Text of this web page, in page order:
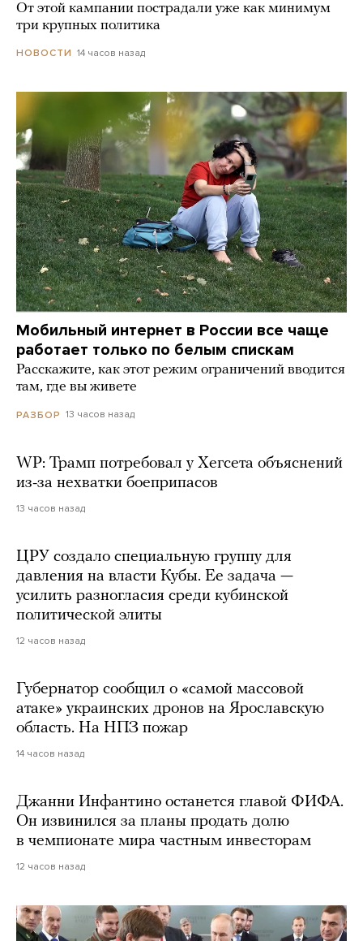
От этой кампании пострадали уже как минимум
три крупных политика
НОВОСТИ 14 часов назад
Мобильный интернет в России все чаще
работает только по белым спискам
Расскажите, как этот режим ограничений вводится
там, где вы живете
РАЗБОР 13 часов назад
WP: Трамп потребовал у Хегсета объяснений
из-за нехватки боеприпасов
13 часов назад
ЦРУ создало специальную группу для
давления на власти Кубы. Ее задача —
усилить разногласия среди кубинской
политической элиты
12 часов назад
Губернатор сообщил о «самой массовой
атаке» украинских дронов на Ярославскую
область. На НПЗ пожар
14 часов назад
Джанни Инфантино останется главой ФИФА.
Он извинился за планы продать долю
в чемпионате мира частным инвесторам
12 часов назад